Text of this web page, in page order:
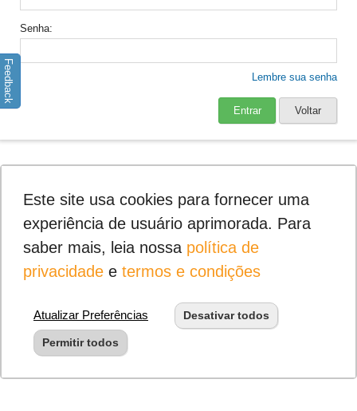
Senha
Lembre sua senha
Entrar Voltar
Feedback
Este site usa cookies para fornecer uma
experiência de usuário aprimorada. Para
saber mais, leia nossa política de
privacidadee termos e condições
Atualizar Preferências Desativar todos
Permitir todos